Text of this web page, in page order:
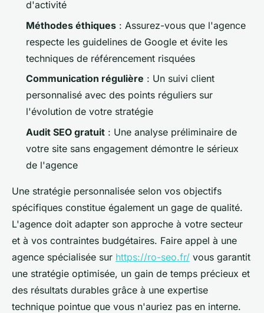
d'activité
Méthodes éthiques : Assurez-vous que l'agence
respecte les guidelines de Google et évite les
techniques de référencement risquées
Communication régulière : Un suivi client
personnalisé avec des points réguliers sur
l'évolution de votre stratégie
Audit SEO gratuit : Une analyse préliminaire de
votre site sans engagement démontre le sérieux
de l'agence
Une stratégie personnalisée selon vos objectifs
spécifiques constitue également un gage de qualité.
L'agence doit adapter son approche à votre secteur
et à vos contraintes budgétaires. Faire appel à une
agence spécialisée sur https://ro-seo.fr/ vous garantit
une stratégie optimisée, un gain de temps précieux et
des résultats durables grâce à une expertise
technique pointue que vous n'auriez pas en interne.